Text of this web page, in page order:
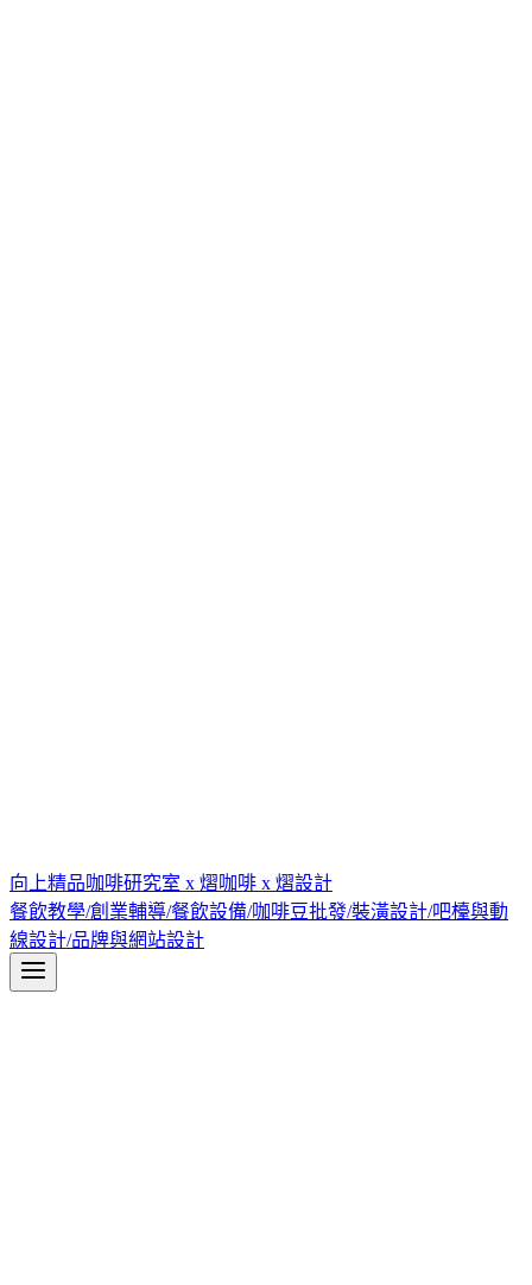
向上精品咖啡研究室 x 熠咖啡 x 熠設計
餐飲教學/創業輔導/餐飲設備/咖啡豆批發/裝潢設計/吧檯與動
線設計/品牌與網站設計